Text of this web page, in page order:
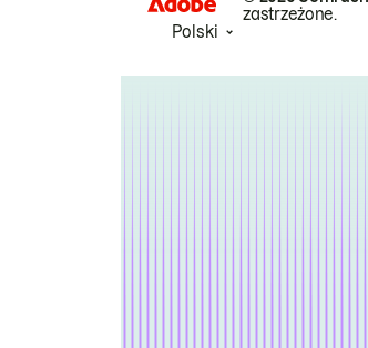
zastrzeżone.
Polski